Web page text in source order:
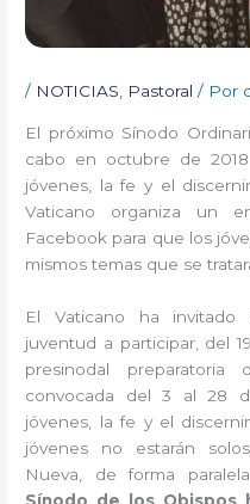
/ NOTICIAS Pastoral / Por
El próximo Sínodo
cabo en octubre de
jóvenes, la fe y el
Vaticano organiza un
Facebook para que los
mismos temas que se
El Vaticano ha
juventud a participar, del
presinodal
convocada del 3 al 28
jóvenes, la fe y el
jóvenes no estarán
Nueva, de forma
Sínodo de los Obispos